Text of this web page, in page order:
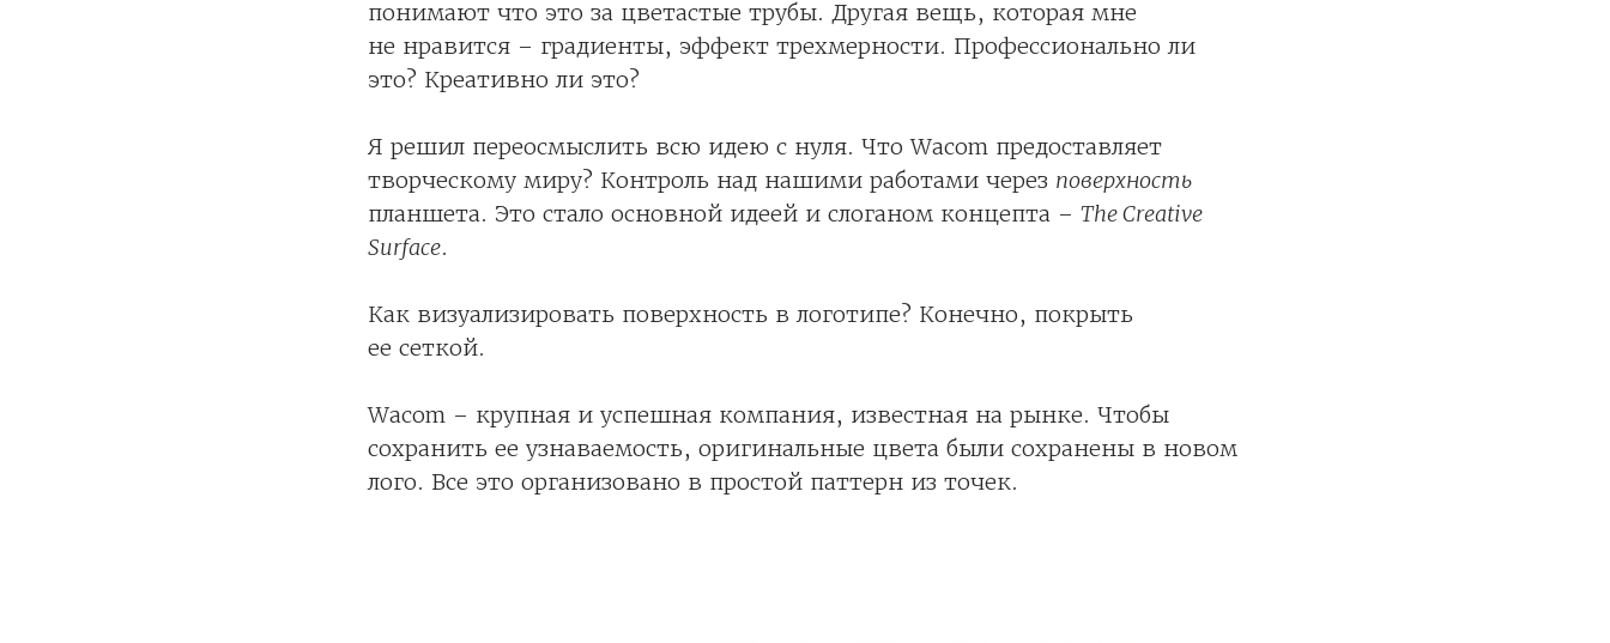
понимают что это за цветастые трубы. Другая вещь, которая мне
не нравится – градиенты, эффект трехмерности. Профессионально ли
это? Креативно ли это?
Я решил переосмыслить всю идею с нуля. Что Wacom предоставляет
творческому миру? Контроль над нашими работами через поверхность
планшета. Это стало основной идеей и слоганом концепта – The Creative
Surface.
Как визуализировать поверхность в логотипе? Конечно, покрыть
ее сеткой.
Wacom – крупная и успешная компания, известная на рынке. Чтобы
сохранить ее узнаваемость, оригинальные цвета были сохранены в новом
лого. Все это организовано в простой паттерн из точек.